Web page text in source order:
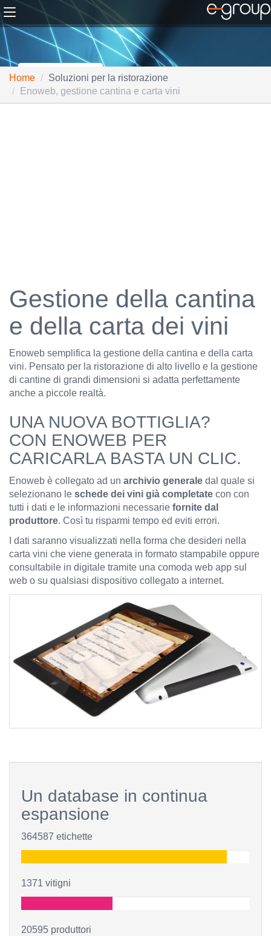
Home
Soluzioni per la ristorazione
Enoweb, gestione cantina e carta vini
Gestione della cantina
e della carta dei vini
Enoweb semplifica la gestione della cantina e della carta
vini. Pensato per la ristorazione di alto livello e la gestione
di cantine di grandi dimensioni si adatta perfettamente
anche a piccole realtà.
UNA NUOVA BOTTIGLIA?
CON ENOWEB PER
CARICARLA BASTA UN CLIC.
Enoweb è collegato ad un archivio generale dal quale si
selezionano le schede dei vini già completate con con
tutti i dati e le informazioni necessarie fornite dal
produttore. Così tu risparmi tempo ed eviti errori.
I dati saranno visualizzati nella forma che desideri nella
carta vini che viene generata in formato stampabile oppure
consultabile in digitale tramite una comoda web app sul
web o su qualsiasi dispositivo collegato a internet.
Un database in continua
espansione
364587 etichette
1371 vitigni
20595 produttori